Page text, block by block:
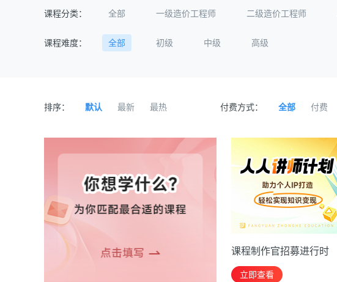
课程分类： 全部 一级造价工程师 二级造价工程师
课程难度： 全部 初级 中级 高级
排序： 默认 最新 最热 付费方式： 全部 付费
课程制作官招募进行时
立即查看